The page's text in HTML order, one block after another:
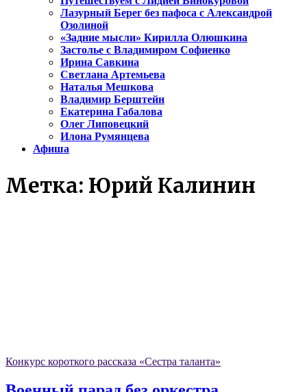
Лазурный Берег без пафоса с Александрой
Озолиной
«Задние мысли» Кирилла Олюшкина
Застолье с Владимиром Софиенко
Ирина Савкина
Светлана Артемьева
Наталья Мешкова
Владимир Берштейн
Екатерина Габалова
Олег Липовецкий
Илона Румянцева
Афиша
Метка: Юрий Калинин
Конкурс короткого рассказа «Сестра таланта»